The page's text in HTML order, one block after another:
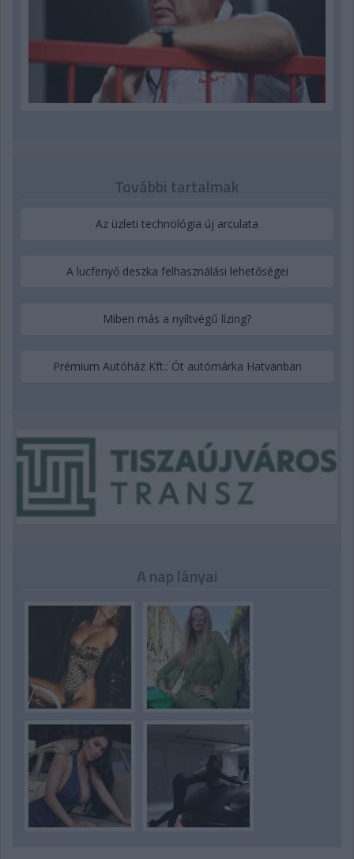
További tartalmak
Az üzleti technológia új arculata
A lucfenyő deszka felhasználási lehetőségei
Miben más a nyíltvégű lízing?
Prémium Autóház Kft.: Öt autómárka Hatvanban
A nap lányai